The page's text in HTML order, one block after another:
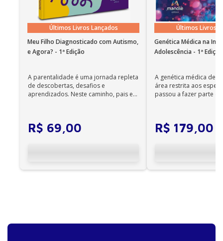
Alimentos, Processamento de Frutas e Hortaliças,
Análise sensorial de Alimentos.
Últimos Livros Lançados
Meu Filho Diagnosticado com Autismo,
e Agora? - 1ª Edição
A parentalidade é uma jornada repleta
de descobertas, desafios e
aprendizados. Neste caminho, pais e
R$ 69,00
Últimos Livros
Genética Médica na
Adolescência - 1ª Edição
A genética médica
área restrita aos
passou a fazer parte
R$ 179,00